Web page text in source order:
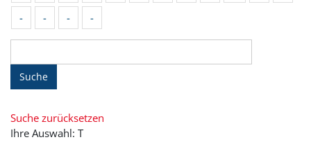
-
- - -
Suche
Suche zurücksetzen
Ihre Auswahl: T